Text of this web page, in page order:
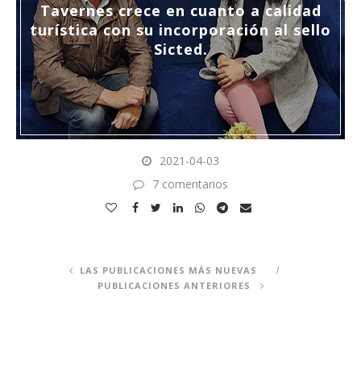
Tavernes crece en cuanto a calidad
turística con su incorporación al sello
Sicted.
2021-04-03
7 comentarios
LAS PUBLICACIONES MÁS NUEVAS
PUBLICACIONES ANTERIORES